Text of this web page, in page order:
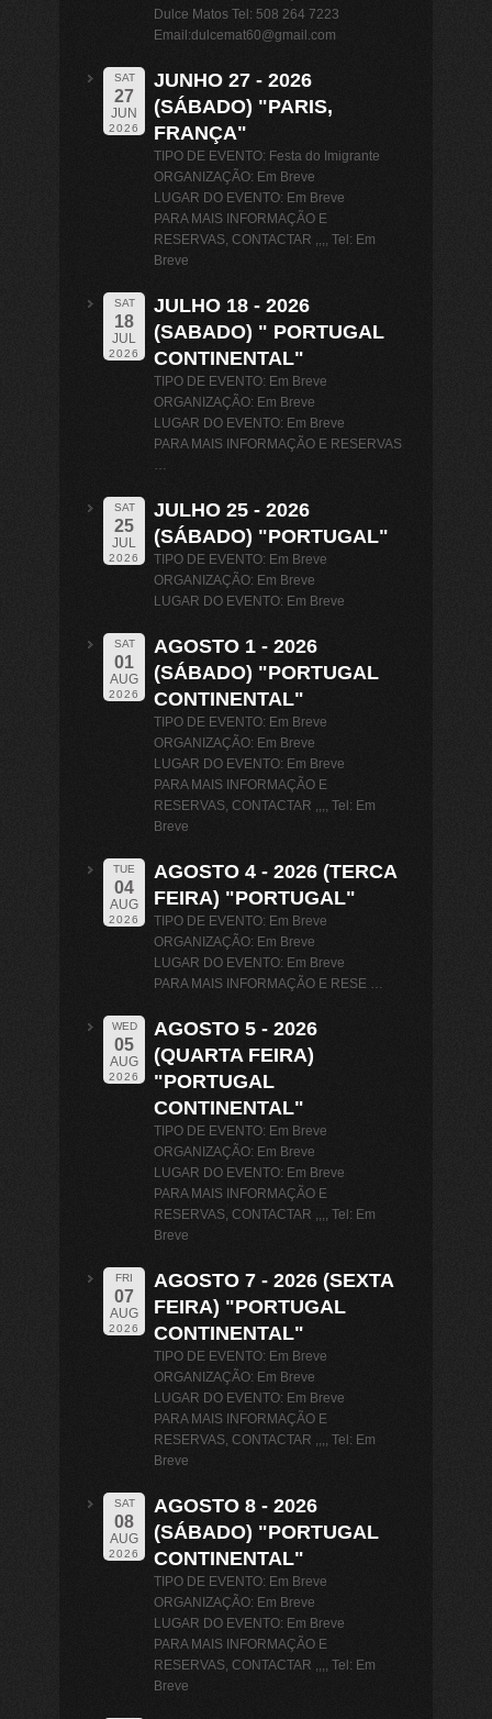
Dulce Matos Tel: 508 264 7223
Email:dulcemat60@gmail.com
SAT
27
JUN
2026
JUNHO 27 - 2026
(SÁBADO) "PARIS,
FRANÇA"
TIPO DE EVENTO: Festa do Imigrante
ORGANIZAÇÃO: Em Breve
LUGAR DO EVENTO: Em Breve
PARA MAIS INFORMAÇÃO E
RESERVAS, CONTACTAR ,,,, Tel: Em
Breve
SAT
18
JUL
2026
JULHO 18 - 2026
(SABADO) " PORTUGAL
CONTINENTAL"
TIPO DE EVENTO: Em Breve
ORGANIZAÇÃO: Em Breve
LUGAR DO EVENTO: Em Breve
PARA MAIS INFORMAÇÃO E RESERVAS
…
SAT
25
JUL
2026
JULHO 25 - 2026
(SÁBADO) "PORTUGAL"
TIPO DE EVENTO: Em Breve
ORGANIZAÇÃO: Em Breve
LUGAR DO EVENTO: Em Breve
SAT
01
AUG
2026
AGOSTO 1 - 2026
(SÁBADO) "PORTUGAL
CONTINENTAL"
TIPO DE EVENTO: Em Breve
ORGANIZAÇÃO: Em Breve
LUGAR DO EVENTO: Em Breve
PARA MAIS INFORMAÇÃO E
RESERVAS, CONTACTAR ,,,, Tel: Em
Breve
TUE
04
AUG
2026
AGOSTO 4 - 2026 (TERCA
FEIRA) "PORTUGAL"
TIPO DE EVENTO: Em Breve
ORGANIZAÇÃO: Em Breve
LUGAR DO EVENTO: Em Breve
PARA MAIS INFORMAÇÃO E RESE …
WED
05
AUG
2026
AGOSTO 5 - 2026
(QUARTA FEIRA)
"PORTUGAL
CONTINENTAL"
TIPO DE EVENTO: Em Breve
ORGANIZAÇÃO: Em Breve
LUGAR DO EVENTO: Em Breve
PARA MAIS INFORMAÇÃO E
RESERVAS, CONTACTAR ,,,, Tel: Em
Breve
FRI
07
AUG
2026
AGOSTO 7 - 2026 (SEXTA
FEIRA) "PORTUGAL
CONTINENTAL"
TIPO DE EVENTO: Em Breve
ORGANIZAÇÃO: Em Breve
LUGAR DO EVENTO: Em Breve
PARA MAIS INFORMAÇÃO E
RESERVAS, CONTACTAR ,,,, Tel: Em
Breve
SAT
08
AUG
2026
AGOSTO 8 - 2026
(SÁBADO) "PORTUGAL
CONTINENTAL"
TIPO DE EVENTO: Em Breve
ORGANIZAÇÃO: Em Breve
LUGAR DO EVENTO: Em Breve
PARA MAIS INFORMAÇÃO E
RESERVAS, CONTACTAR ,,,, Tel: Em
Breve